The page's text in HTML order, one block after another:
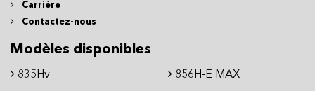
Carrière
Contactez-nous
Modèles disponibles
835Hv
856H-E MAX